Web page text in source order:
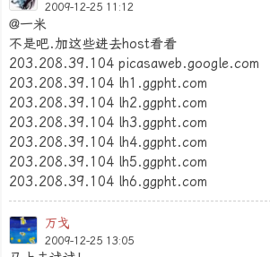
2009-12-25 11:12
@一米
不是吧.加这些进去host看看
203.208.39.104 picasaweb.google.com
203.208.39.104 lh1.ggpht.com
203.208.39.104 lh2.ggpht.com
203.208.39.104 lh3.ggpht.com
203.208.39.104 lh4.ggpht.com
203.208.39.104 lh5.ggpht.com
203.208.39.104 lh6.ggpht.com
万戈
2009-12-25 13:05